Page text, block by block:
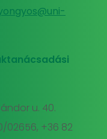
u. 40.
02656, +36 82